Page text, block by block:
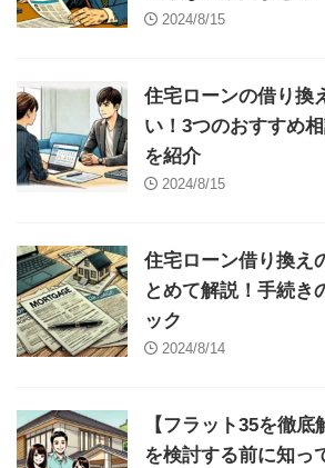
2024/8/15
住宅ローンの借り換
い！3つのおすすめ
を紹介
2024/8/15
住宅ローン借り換え
とめて解説！手続き
ック
2024/8/14
【フラット35を徹底
を検討する前に知っ